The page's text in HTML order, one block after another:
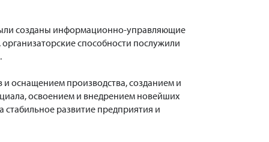
созданы информационно-управляющие
способности послужили
оснащением производства, созданием и
освоением и внедрением новейших
развитие предприятия и